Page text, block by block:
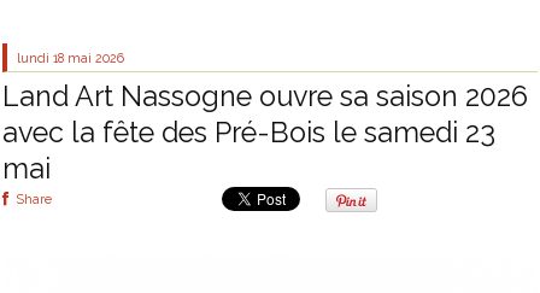
lundi 18 mai 2026
Land Art Nassogne ouvre sa saison 2026
avec la fête des Pré-Bois le samedi 23
mai
Share